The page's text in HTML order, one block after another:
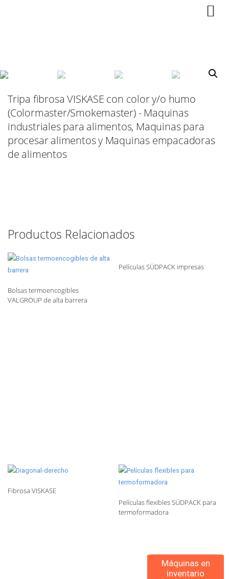
Máquinas en
inventario
Tripa fibrosa VISKASE con color y/o humo
(Colormaster/Smokemaster) - Maquinas
industriales para alimentos, Maquinas para
procesar alimentos y Maquinas empacadoras
de alimentos
Productos Relacionados
Bolsas termoencogibles
VALGROUP de alta barrera
Películas SÜDPACK impresas
Fibrosa VISKASE
Películas flexibles SÜDPACK para
termoformadora